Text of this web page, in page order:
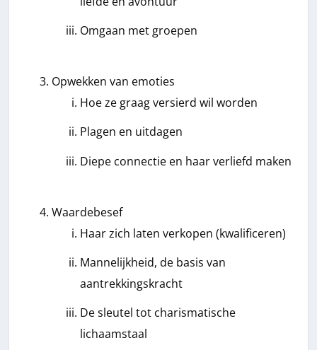
Omgaan met groepen
Opwekken van emoties
Hoe ze graag versierd wil worden
Plagen en uitdagen
Diepe connectie en haar verliefd maken
Waardebesef
Haar zich laten verkopen (kwalificeren)
Mannelijkheid, de basis van
aantrekkingskracht
De sleutel tot charismatische
lichaamstaal